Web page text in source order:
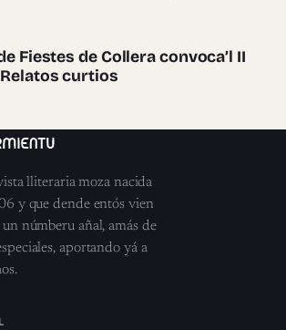
Fiestes de Collera convoca’l II
curtios
lliteraria moza nacida
y que dende entós vien
númberu añal, amás de
aportando yá a